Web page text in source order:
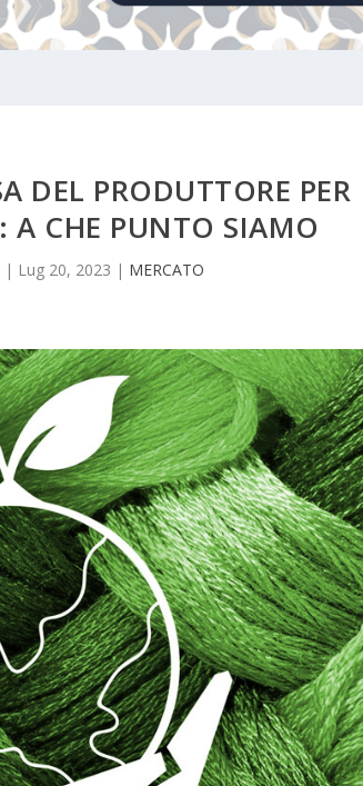
DEL PRODUTTORE PER
A CHE PUNTO SIAMO
| Lug 20, 2023 | MERCATO